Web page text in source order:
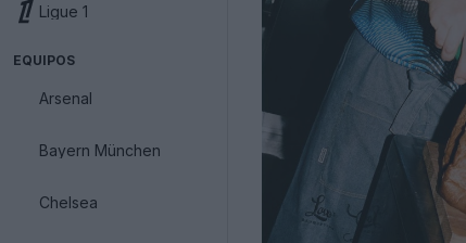
Ligue 1
EQUIPOS
Arsenal
Bayern München
Chelsea